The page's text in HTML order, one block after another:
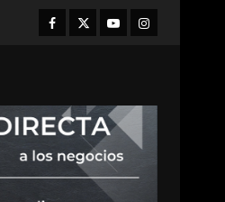
Facebook
TwitterYoutubeInstagram